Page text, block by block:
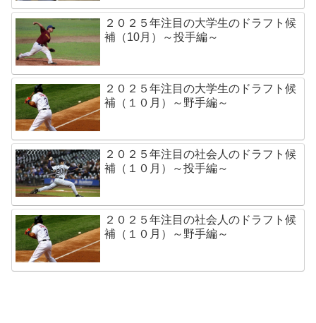
２０２５年注目の大学生のドラフト候
補（10月）～投手編～
２０２５年注目の大学生のドラフト候
補（１０月）～野手編～
２０２５年注目の社会人のドラフト候
補（１０月）～投手編～
２０２５年注目の社会人のドラフト候
補（１０月）～野手編～